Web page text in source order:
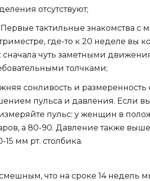
отсутствуют;
тактильные знакомства с
где-то к 20 неделе вы
сначала чуть заметными
толчками;
сонливость и размеренность
пульса и давления. Если
пульс: у женщин в
а 80-90. Давление также
мм рт. столбика.
что на сроке 14 недель